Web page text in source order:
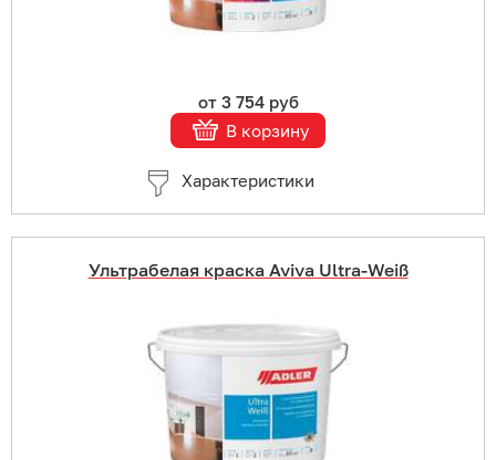
от 3 754 руб
В корзину
Характеристики
Ультрабелая краска Aviva Ultra-Weiß
В корзину
Подробнее